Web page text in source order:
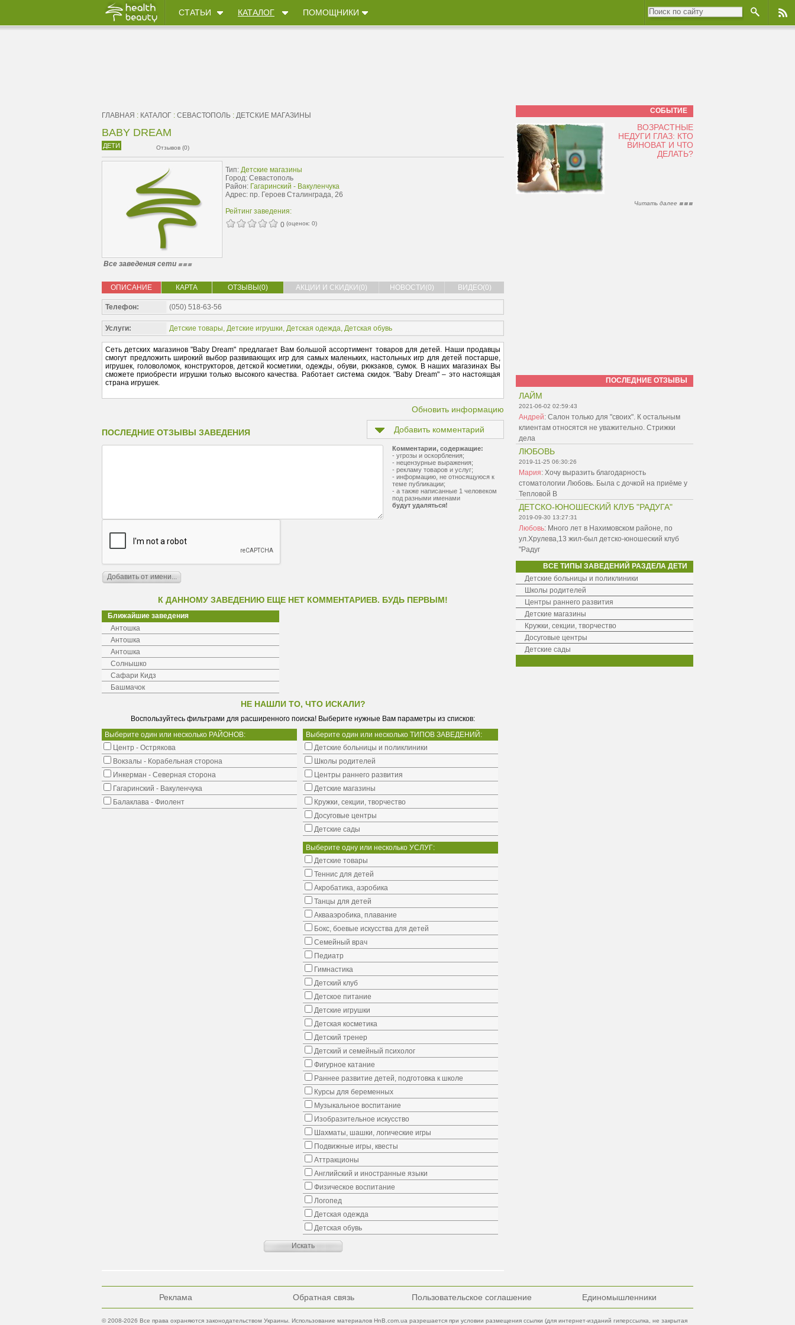
СТАТЬИ КАТАЛОГ ПОМОЩНИКИ
ГЛАВНАЯ : КАТАЛОГ : СЕВАСТОПОЛЬ : ДЕТСКИЕ МАГАЗИНЫ
BABY DREAM
ДЕТИ Отзывов (0)
Тип: Детские магазины
Город: Севастополь
Район: Гагаринский - Вакуленчука
Адрес: пр. Героев Сталинграда, 26
Рейтинг заведения:
0 (оценок: 0)
Все заведения сети
ОПИСАНИЕ КАРТА ОТЗЫВЫ(0) АКЦИИ И СКИДКИ(0) НОВОСТИ(0) ВИДЕО(0)
Телефон: (050) 518-63-56
Услуги: Детские товары, Детские игрушки, Детская одежда, Детская обувь
Сеть детских магазинов "Baby Dream" предлагает Вам большой ассортимент товаров для детей. Наши продавцы
смогут предложить широкий выбор развивающих игр для самых маленьких, настольных игр для детей постарше,
игрушек, головоломок, конструкторов, детской косметики, одежды, обуви, рюкзаков, сумок. В наших магазинах Вы
сможете приобрести игрушки только высокого качества. Работает система скидок. "Baby Dream" – это настоящая
страна игрушек.
Обновить информацию
ПОСЛЕДНИЕ ОТЗЫВЫ ЗАВЕДЕНИЯ Добавить комментарий
Комментарии, содержащие:
- угрозы и оскорбления;
- нецензурные выражения;
- рекламу товаров и услуг;
- информацию, не относящуюся к
теме публикации;
- а также написанные 1 человеком
под разными именами
будут удаляться!
К ДАННОМУ ЗАВЕДЕНИЮ ЕЩЕ НЕТ КОММЕНТАРИЕВ. БУДЬ ПЕРВЫМ!
Ближайшие заведения
Антошка
Антошка
Антошка
Солнышко
Сафари Кидз
Башмачок
НЕ НАШЛИ ТО, ЧТО ИСКАЛИ?
Воспользуйтесь фильтрами для расширенного поиска! Выберите нужные Вам параметры из списков:
Выберите один или несколько РАЙОНОВ:
Центр - Острякова
Вокзалы - Корабельная сторона
Инкерман - Северная сторона
Гагаринский - Вакуленчука
Балаклава - Фиолент
Выберите один или несколько ТИПОВ ЗАВЕДЕНИЙ:
Детские больницы и поликлиники
Школы родителей
Центры раннего развития
Детские магазины
Кружки, секции, творчество
Досуговые центры
Детские сады
Выберите одну или несколько УСЛУГ:
Детские товары
Теннис для детей
Акробатика, аэробика
Танцы для детей
Аквааэробика, плавание
Бокс, боевые искусства для детей
Семейный врач
Педиатр
Гимнастика
Детский клуб
Детское питание
Детские игрушки
Детская косметика
Детский тренер
Детский и семейный психолог
Фигурное катание
Раннее развитие детей, подготовка к школе
Курсы для беременных
Музыкальное воспитание
Изобразительное искусство
Шахматы, шашки, логические игры
Подвижные игры, квесты
Аттракционы
Английский и иностранные языки
Физическое воспитание
Логопед
Детская одежда
Детская обувь
СОБЫТИЕ
ВОЗРАСТНЫЕ
НЕДУГИ ГЛАЗ: КТО
ВИНОВАТ И ЧТО
ДЕЛАТЬ?
Читать далее
ПОСЛЕДНИЕ ОТЗЫВЫ
ЛАЙМ
2021-06-02 02:59:43
Андрей: Салон только для "своих". К остальным
клиентам относятся не уважительно. Стрижки
дела
ЛЮБОВЬ
2019-11-25 06:30:26
Мария: Хочу выразить благодарность
стоматологии Любовь. Была с дочкой на приёме у
Тепловой В
ДЕТСКО-ЮНОШЕСКИЙ КЛУБ "РАДУГА"
2019-09-30 13:27:31
Любовь: Много лет в Нахимовском районе, по
ул.Хрулева,13 жил-был детско-юношеский клуб
"Радуг
ВСЕ ТИПЫ ЗАВЕДЕНИЙ РАЗДЕЛА ДЕТИ
Детские больницы и поликлиники
Школы родителей
Центры раннего развития
Детские магазины
Кружки, секции, творчество
Досуговые центры
Детские сады
Реклама Обратная связь Пользовательское соглашение Единомышленники
© 2008-2026 Все права охраняются законодательством Украины. Использование материалов HnB.com.ua разрешается при условии размещения ссылки (для интернет-изданий гиперссылка, не закрытая